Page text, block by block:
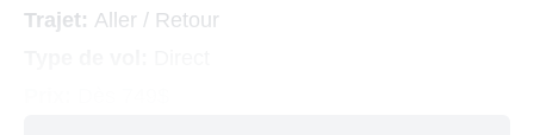
Trajet: Aller / Retour